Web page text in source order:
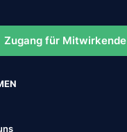
Zugang für Mitwirkende